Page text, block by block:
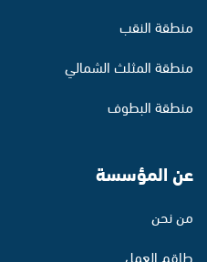
منطقة النقب
منطقة المثلث الشمالي
منطقة البطوف
عن المؤسسة
من نحن
طاقم العمل